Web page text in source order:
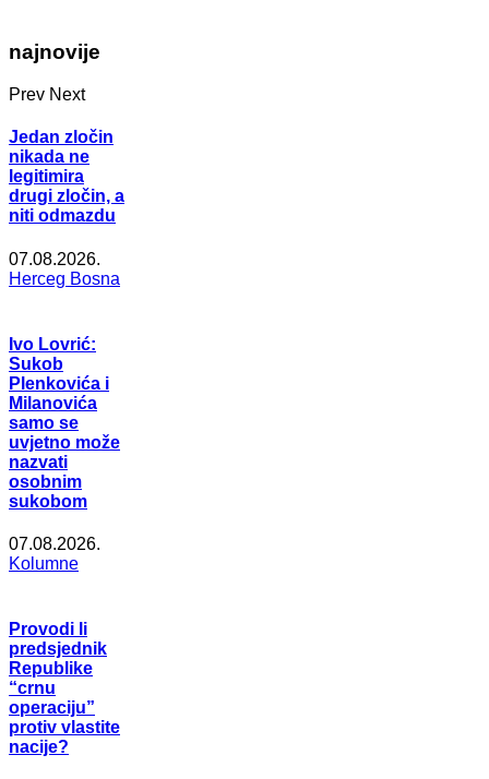
najnovije
Prev Next
Jedan zločin
nikada ne
legitimira
drugi zločin, a
niti odmazdu
07.08.2026.
Herceg Bosna
Ivo Lovrić:
Sukob
Plenkovića i
Milanovića
samo se
uvjetno može
nazvati
osobnim
sukobom
07.08.2026.
Kolumne
Provodi li
predsjednik
Republike
“crnu
operaciju”
protiv vlastite
nacije?